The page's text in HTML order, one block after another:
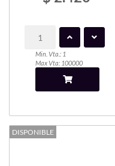
Min. Vta.: 1
Max Vta: 100000
DISPONIBLE